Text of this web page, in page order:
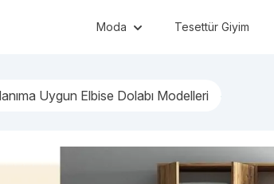
Moda Tesettür Giyim
Uygun Elbise Dolabı Modelleri